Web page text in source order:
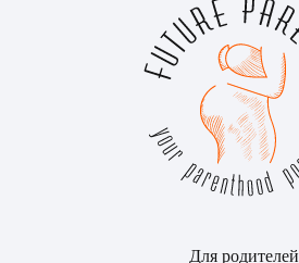
Для родителей